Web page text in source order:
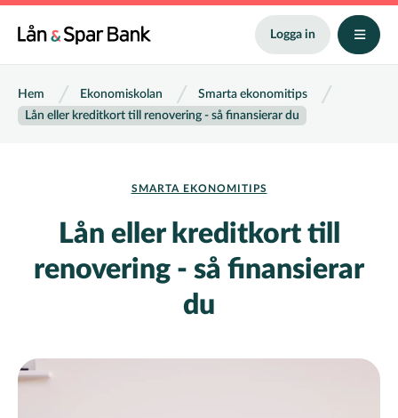
Hoppa
Logga in
Länkstig
Hem Ekonomiskolan
Smarta ekonomitips
Lån eller kreditkort till renovering - så finansierar du
SMARTA EKONOMITIPS
Lån eller kreditkort till
renovering - så finansierar
du